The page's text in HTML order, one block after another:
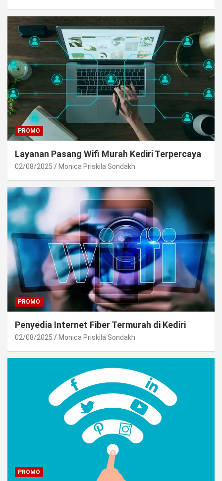
PROMO
Layanan Pasang Wifi Murah Kediri Terpercaya
02/08/2025 Monica Priskila Sondakh
PROMO
Penyedia Internet Fiber Termurah di Kediri
02/08/2025 Monica Priskila Sondakh
PROMO